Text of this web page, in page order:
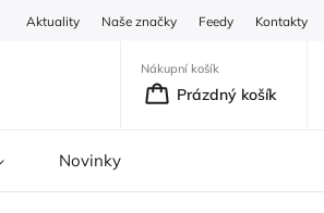
Aktuality Naše značky Feedy Kontakty
Nákupní košík
Prázdný košík
Novinky